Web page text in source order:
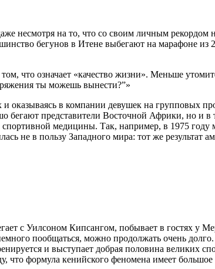
несмотря на то, что со своим личным
бегунов в Итене выбегают на марафоне
что означает «качество жизни». Меньше
ты можешь вынести?”»
оказываясь в компании девушек на групповых
бегают представители Восточной Африки, но и
медицины. Так, например, в 1975
не в пользу Западного мира: тот же
с Уилсоном Кипсангом, побывает в гостях у
пообщаться, можно продолжать очень
и выступает добрая половина великих
формула кенийского феномена имеет